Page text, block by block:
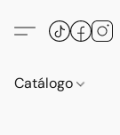
Catálogo